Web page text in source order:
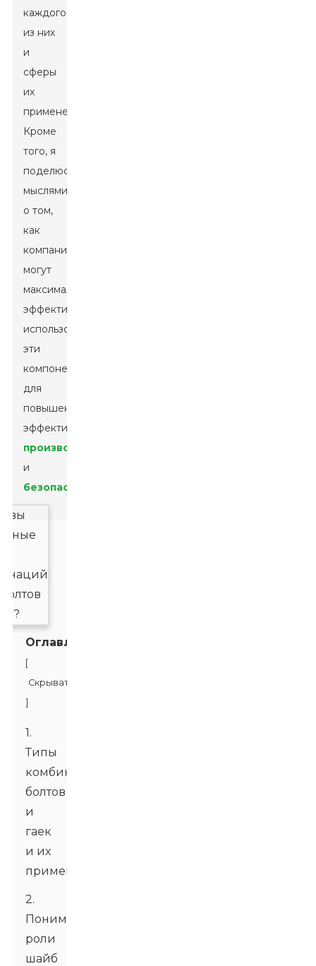
каждого
из них
и
сферы
их
применения.
Кроме
того, я
поделюсь
мыслями
о том,
как
компании
могут
максимально
эффективно
использовать
эти
компоненты
для
повышения
эффективности.
производительность
и
безопасность
Оглавление
[
Скрывать
]
1.
Типы
комбинаций
болтов
и
гаек
и их
применение
2.
Понимание
роли
шайб